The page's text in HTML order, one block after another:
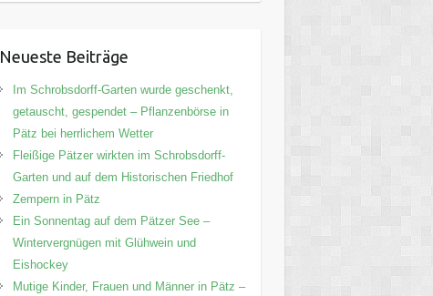
Neueste Beiträge
Im Schrobsdorff-Garten wurde geschenkt,
getauscht, gespendet – Pflanzenbörse in
Pätz bei herrlichem Wetter
Fleißige Pätzer wirkten im Schrobsdorff-
Garten und auf dem Historischen Friedhof
Zempern in Pätz
Ein Sonnentag auf dem Pätzer See –
Wintervergnügen mit Glühwein und
Eishockey
Mutige Kinder, Frauen und Männer in Pätz –